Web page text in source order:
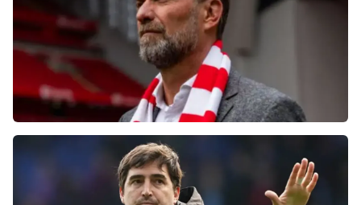
Болельщики «Ливерпуля» освистали команду
после ничьей с «Челси»